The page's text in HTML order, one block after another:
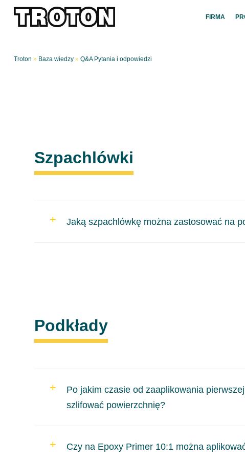
FIRMA
Troton » Baza wiedzy» Q&A Pytania i odpowiedzi
Szpachlówki
Jaką szpachlówkę można zastosować na
Podkłady
Po jakim czasie od zaaplikowania
szlifować powierzchnię?
Kolejną warstwę nakładamy po czasie odparowania i
Czy na Epoxy Primer 10:1 można